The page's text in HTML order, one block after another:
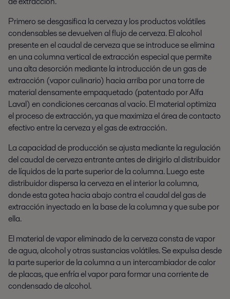
Primero se desgasifica la cerveza y los productos volátiles
condensables se devuelven al flujo de cerveza. El alcohol
presente en el caudal de cerveza que se introduce se elimina
en una columna vertical de extracción especial que permite
una alta desorción mediante la introducción de un gas de
extracción (vapor culinario) hacia arriba por una torre de
material densamente empaquetado (patentado por Alfa
Laval) en condiciones cercanas al vacío. El material optimiza
el proceso de extracción, ya que maximiza el área de contacto
efectivo entre la cerveza y el gas de extracción.
La capacidad de producción se ajusta mediante la regulación
del caudal de cerveza entrante antes de dirigirlo al distribuidor
de líquidos de la parte superior de la columna. Luego este
distribuidor dispersa la cerveza en el interior la columna,
donde esta gotea hacia abajo contra el caudal del gas de
extracción inyectado en la base de la columna y que sube por
ella.
El material de vapor eliminado de la cerveza consta de vapor
de agua, alcohol y otras sustancias volátiles. Se expulsa desde
la parte superior de la columna a un intercambiador de calor
de placas, que enfría el vapor para formar una corriente de
condensado de alcohol.